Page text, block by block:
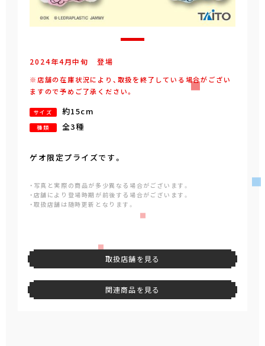
2024年4月中旬 登場
※店舗の在庫状況により、取扱を終了している場合がござい
ますので予めご了承ください。
サイズ 約15cm
種類 全3種
ゲオ限定プライズです。
・写真と実際の商品が多少異なる場合がございます。
・店舗により登場時期が前後する場合がございます。
・取扱店舗は随時更新となります。
取扱店舗を見る
関連商品を見る